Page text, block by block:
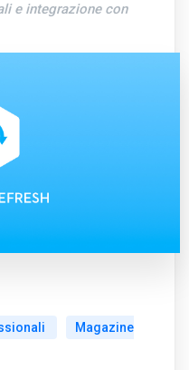
e integrazione con
Magazine